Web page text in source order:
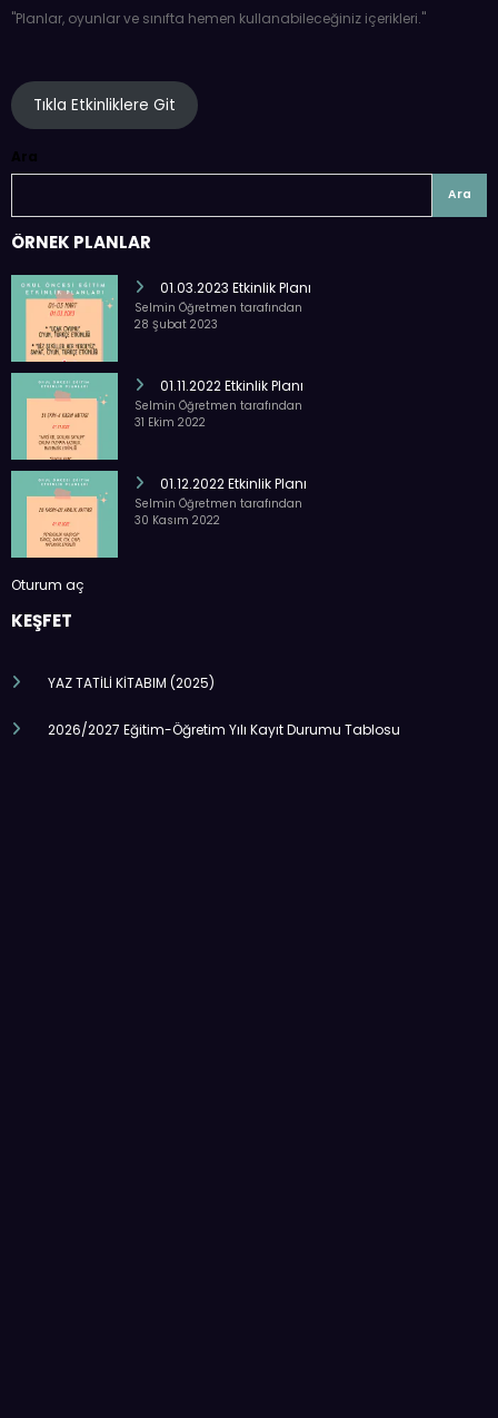
''Planlar, oyunlar ve sınıfta hemen kullanabileceğiniz içerikleri.''
Tıkla Etkinliklere Git
Ara
Ara
ÖRNEK PLANLAR
01.03.2023 Etkinlik Planı
Selmin Öğretmen tarafından
28 Şubat 2023
01.11.2022 Etkinlik Planı
Selmin Öğretmen tarafından
31 Ekim 2022
01.12.2022 Etkinlik Planı
Selmin Öğretmen tarafından
30 Kasım 2022
Oturum aç
KEŞFET
YAZ TATİLİ KİTABIM (2025)
2026/2027 Eğitim-Öğretim Yılı Kayıt Durumu Tablosu